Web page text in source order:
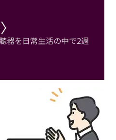
器を日常生活の中で2週